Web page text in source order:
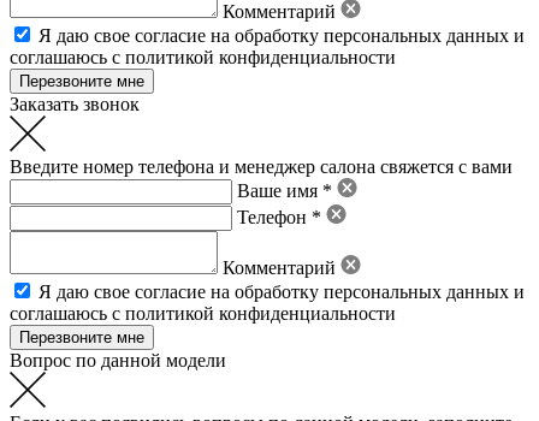
Комментарий
Я даю свое согласие на обработку персональных данных и
соглашаюсь с политикой конфиденциальности
Заказать звонок
Введите номер телефона и менеджер салона свяжется с вами
Ваше имя *
Телефон *
Комментарий
Я даю свое согласие на обработку персональных данных и
соглашаюсь с политикой конфиденциальности
Вопрос по данной модели